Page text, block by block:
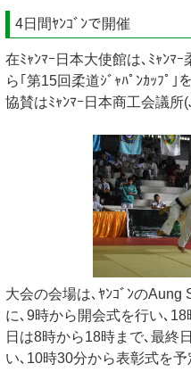
4日間ﾔﾝｺﾞﾝで開催
在ﾐｬﾝﾏｰ日本大使館は､ﾐｬﾝﾏ
ら｢第15回柔道ｼﾞｬﾊﾟﾝｶｯﾌﾟ｣
協賛はﾐｬﾝﾏｰ日本商工会議所
大会の会場は､ﾔﾝｺﾞﾝのAung
に､9時から開会式を行い､
日は8時から18時まで､最終
い､10時30分から表彰式を予